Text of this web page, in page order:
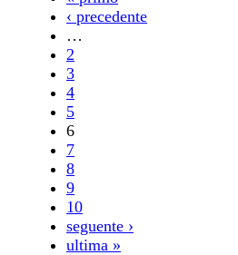
‹ precedente
…
2
3
4
5
6
7
8
9
10
seguente ›
ultima »